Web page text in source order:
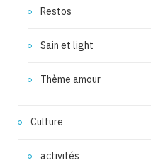
Restos
Sain et light
Thème amour
Culture
activités